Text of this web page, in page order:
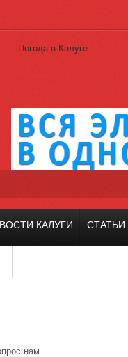
Погода в Калуге
«Зодчество-2019»
КАЛУГИ
нам.